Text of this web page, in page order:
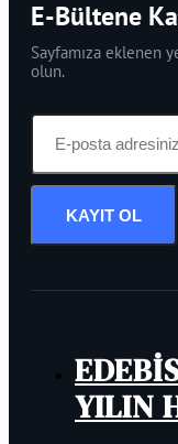
E-Bültene
Sayfamıza eklenen
olun.
KAYIT OL
YILIN